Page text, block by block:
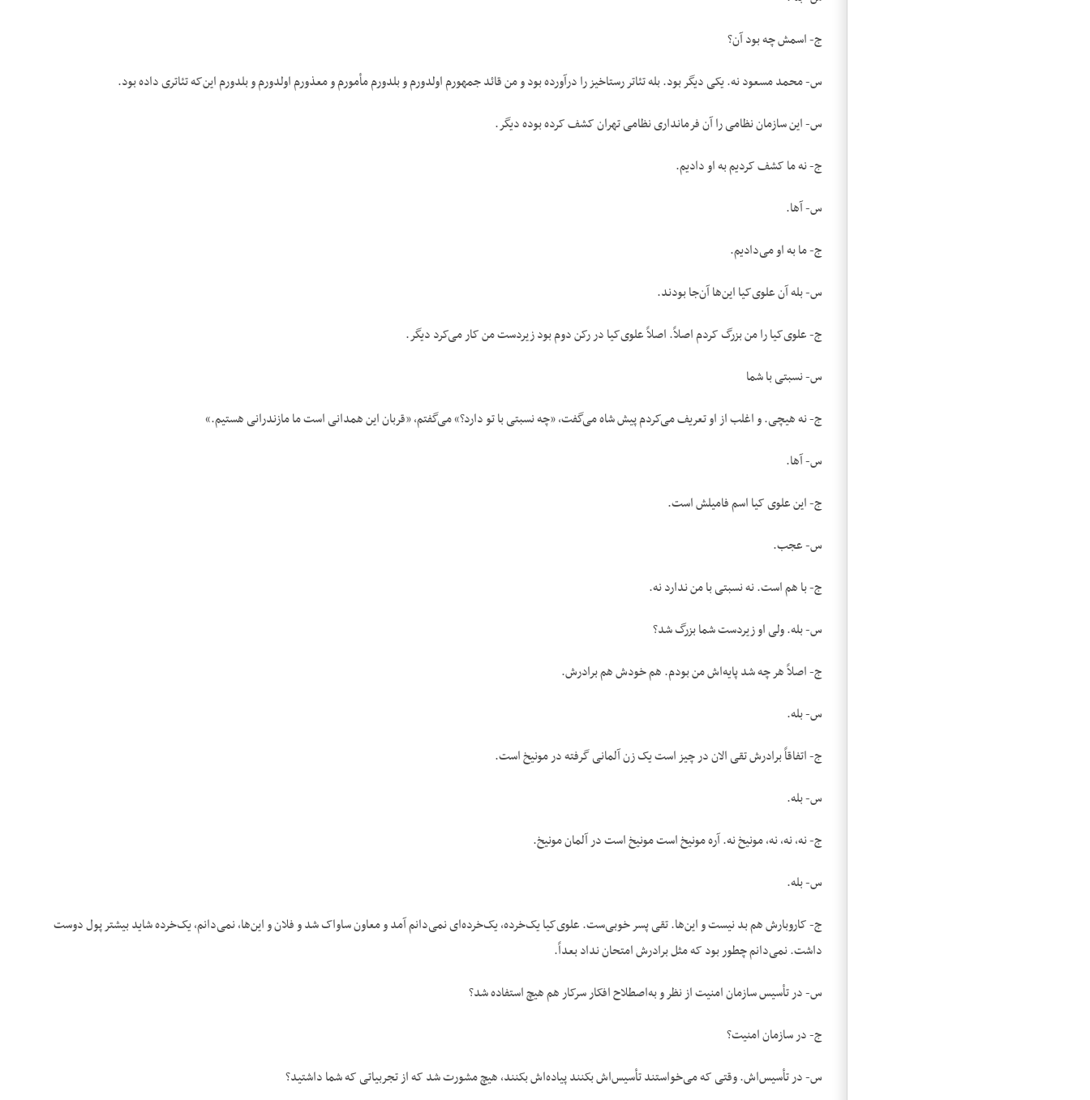
ج- اسمش چه بود آن؟
س- محمد مسعود نه. یکی دیگر بود. بله تئاتر رستاخیز را درآورده بود و من قائد جمهورم اولدورم و بلدورم مأمورم و معذورم اولدورم و بلدورم این‌که تئاتری داده بود.
س- این سازمان نظامی را آن فرمانداری نظامی تهران کشف کرده بوده دیگر.
ج- نه ما کشف کردیم به او دادیم.
س- آها.
ج- ما به او می‌دادیم.
س- بله آن علوی‌کیا این‌ها آن‌جا بودند.
ج- علوی‌کیا را من بزرگ کردم اصلاً. اصلاً علوی‌کیا در رکن دوم بود زیردست من کار می‌کرد دیگر.
س- نسبتی با شما
ج- نه هیچی. و اغلب از او تعریف می‌کردم پیش شاه می‌گفت، «چه نسبتی با تو دارد؟» می‌گفتم، «قربان این همدانی است ما مازندرانی هستیم.»
س- آها.
ج- این علوی کیا اسم فامیلش است.
س- عجب.
ج- با هم است. نه نسبتی با من ندارد نه.
س- بله. ولی او زیردست شما بزرگ شد؟
ج- اصلاً هر چه شد پایه‌اش من بودم. هم خودش هم برادرش.
س- بله.
ج- اتفاقاً برادرش تقی الان در چیز است یک زن آلمانی گرفته در مونیخ است.
س- بله.
ج- نه، نه، نه، مونیخ نه. آره مونیخ است مونیخ است در آلمان مونیخ.
س- بله.
ج- کاروبارش هم بد نیست و این‌ها. تقی پسر خوبی‌ست. علوی‌کیا یک‌خرده، یک‌خرده‌ای نمی‌دانم آمد و معاون ساواک شد و فلان و این‌ها، نمی‌دانم، یک‌خرده شاید بیشتر پول دوست
داشت. نمی‌دانم چطور بود که مثل برادرش امتحان نداد بعداً.
س- در تأسیس سازمان امنیت از نظر و به‌اصطلاح افکار سرکار هم هیچ استفاده شد؟
ج- در سازمان امنیت؟
س- در تأسیس‌اش. وقتی که می‌خواستند تأسیس‌اش بکنند پیاده‌اش بکنند، هیچ مشورت شد که از تجربیاتی که شما داشتید؟